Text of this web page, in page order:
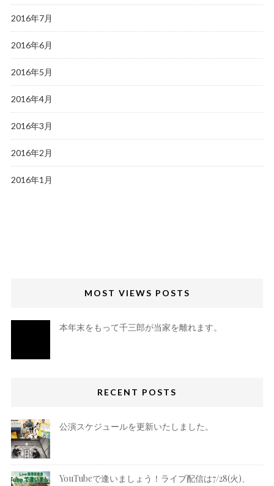
2016年7月
2016年6月
2016年5月
2016年4月
2016年3月
2016年2月
2016年1月
MOST VIEWS POSTS
本年末をもって千三郎が当家を離れます。
RECENT POSTS
公演スケジュールを更新いたしました。
YouTubeで逢いましょう！ライブ配信は7/28(火)、